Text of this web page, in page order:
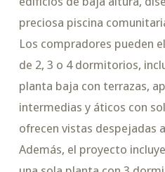
preciosa piscina
Los compradores pueden
de 2, 3 o 4 dormitorios,
planta baja con terrazas,
intermedias y áticos con
ofrecen vistas despejadas
Además, el proyecto